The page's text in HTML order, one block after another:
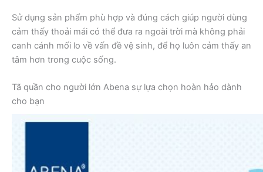
Sử dụng sản phẩm phù hợp và đúng cách giúp người dùng
cảm thấy thoải mái có thể đưa ra ngoài trời mà không phải
canh cánh mối lo về vấn đề vệ sinh, để họ luôn cảm thấy an
tâm hơn trong cuộc sống.
Tã quần cho người lớn Abena sự lựa chọn hoàn hảo dành
cho bạn